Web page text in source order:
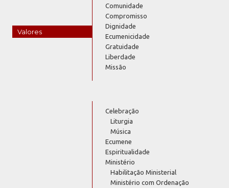
Valores
Comunidade
Compromisso
Dignidade
Ecumenicidade
Gratuidade
Liberdade
Missão
Celebração
Liturgia
Música
Ecumene
Espiritualidade
Ministério
Habilitação Ministerial
Ministério com Ordenação